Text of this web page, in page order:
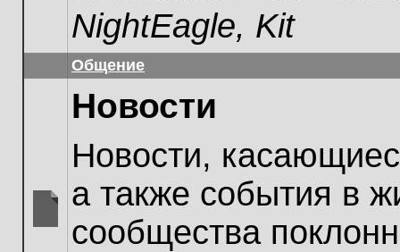
NightEagle, Kit
Общение
Новости
Новости,
а также события в
сообщества